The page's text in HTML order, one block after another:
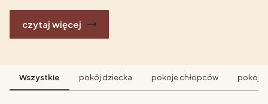
czytaj więcej
Wszystkie pokój dziecka pokoje chłopców pokoje